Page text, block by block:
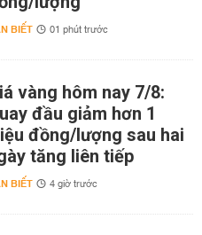
BIẾT 01 phút trước
vàng hôm nay 7/8:
đầu giảm hơn 1
đồng/lượng sau hai
tăng liên tiếp
BIẾT 4 giờ trước